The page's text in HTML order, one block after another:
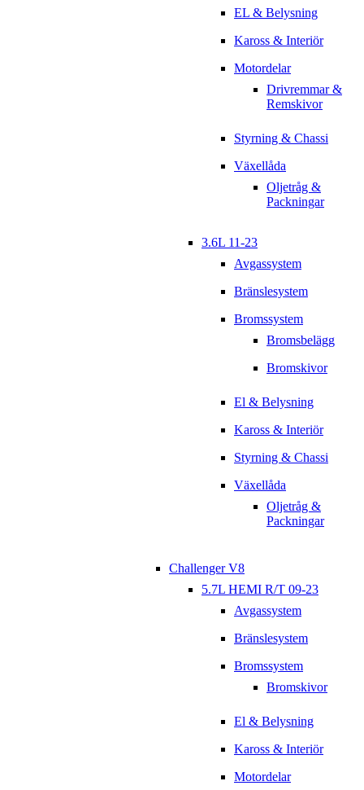
EL & Belysning
Kaross & Interiör
Motordelar
Drivremmar &
Remskivor
Styrning & Chassi
Växellåda
Oljetråg &
Packningar
3.6L 11-23
Avgassystem
Bränslesystem
Bromssystem
Bromsbelägg
Bromskivor
El & Belysning
Kaross & Interiör
Styrning & Chassi
Växellåda
Oljetråg &
Packningar
Challenger V8
5.7L HEMI R/T 09-23
Avgassystem
Bränslesystem
Bromssystem
Bromskivor
El & Belysning
Kaross & Interiör
Motordelar